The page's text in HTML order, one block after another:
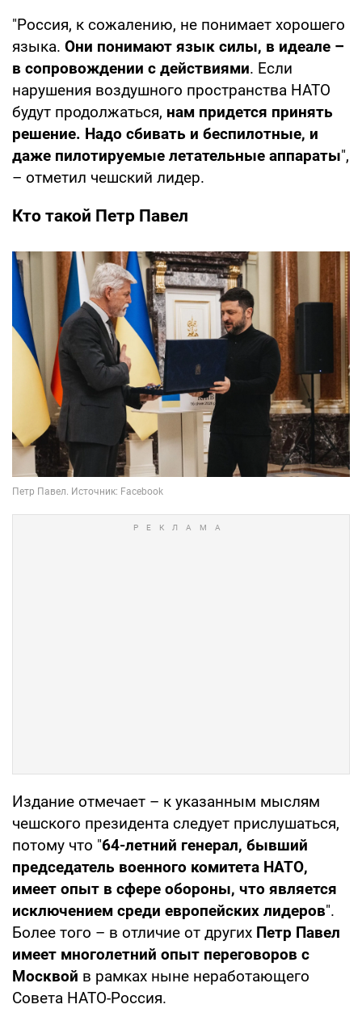
"Россия, к сожалению, не понимает хорошего
языка. Они понимают язык силы, в идеале –
в сопровождении с действиями. Если
нарушения воздушного пространства НАТО
будут продолжаться, нам придется принять
решение. Надо сбивать и беспилотные, и
даже пилотируемые летательные аппараты",
– отметил чешский лидер.
Кто такой Петр Павел
Издание отмечает – к указанным мыслям
чешского президента следует прислушаться,
потому что "64-летний генерал, бывший
председатель военного комитета НАТО,
имеет опыт в сфере обороны, что является
исключением среди европейских лидеров".
Более того – в отличие от других Петр Павел
имеет многолетний опыт переговоров с
Москвой в рамках ныне неработающего
Совета НАТО-Россия.